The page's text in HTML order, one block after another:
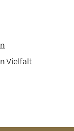
Vielfalt